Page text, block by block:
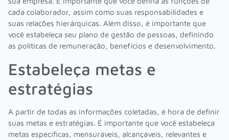
cada colaborador, assim como suas responsabilidades e
suas relações hierárquicas. Além disso, é importante que
você estabeleça seu plano de gestão de pessoas, definindo
as políticas de remuneração, benefícios e desenvolvimento.
Estabeleça metas e
estratégias
A partir de todas as informações coletadas, é hora de definir
suas metas e estratégias. É importante que você estabeleça
metas específicas, mensuráveis, alcançáveis, relevantes e